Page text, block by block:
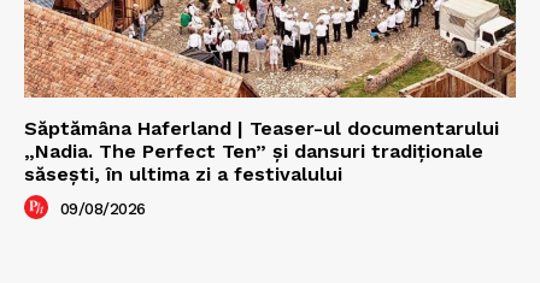
Săptămâna Haferland | Teaser-ul documentarului
„Nadia. The Perfect Ten” şi dansuri tradiţionale
săseşti, în ultima zi a festivalului
09/08/2026